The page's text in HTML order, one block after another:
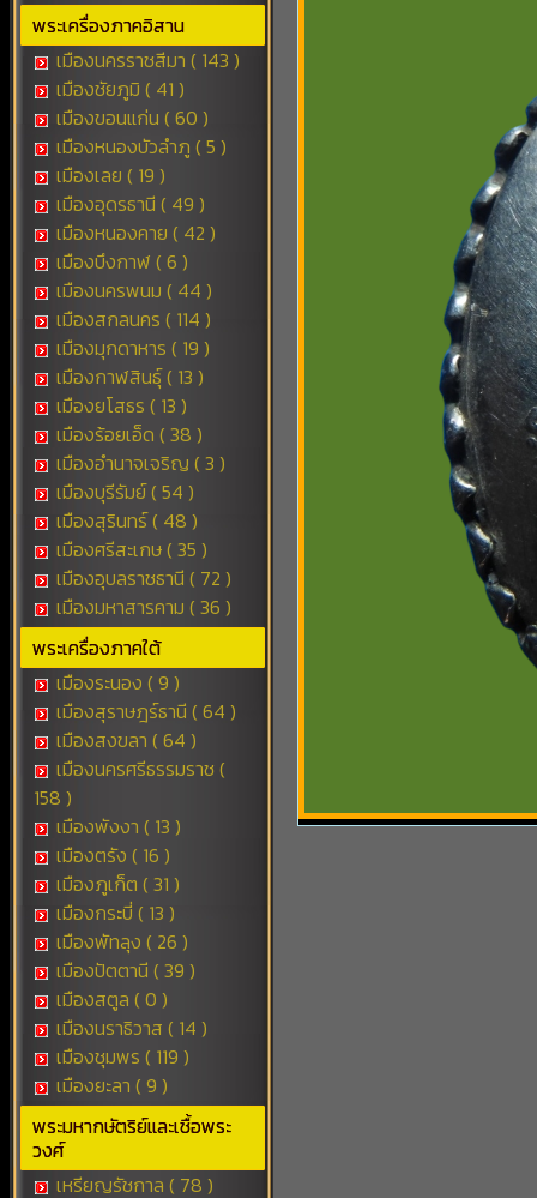
พระเครื่องภาคอิสาน
เมืองนครราชสีมา ( 143 )
เมืองชัยภูมิ ( 41 )
เมืองขอนแก่น ( 60 )
เมืองหนองบัวลำภู ( 5 )
เมืองเลย ( 19 )
เมืองอุดรธานี ( 49 )
เมืองหนองคาย ( 42 )
เมืองบึงกาฬ ( 6 )
เมืองนครพนม ( 44 )
เมืองสกลนคร ( 114 )
เมืองมุกดาหาร ( 19 )
เมืองกาฬสินธุ์ ( 13 )
เมืองยโสธร ( 13 )
เมืองร้อยเอ็ด ( 38 )
เมืองอำนาจเจริญ ( 3 )
เมืองบุรีรัมย์ ( 54 )
เมืองสุรินทร์ ( 48 )
เมืองศรีสะเกษ ( 35 )
เมืองอุบลราชธานี ( 72 )
เมืองมหาสารคาม ( 36 )
พระเครื่องภาคใต้
เมืองระนอง ( 9 )
เมืองสุราษฎร์ธานี ( 64 )
เมืองสงขลา ( 64 )
เมืองนครศรีธรรมราช (
158 )
เมืองพังงา ( 13 )
เมืองตรัง ( 16 )
เมืองภูเก็ต ( 31 )
เมืองกระบี่ ( 13 )
เมืองพัทลุง ( 26 )
เมืองปัตตานี ( 39 )
เมืองสตูล ( 0 )
เมืองนราธิวาส ( 14 )
เมืองชุมพร ( 119 )
เมืองยะลา ( 9 )
พระมหากษัตริย์และเชื้อพระ
วงศ์
เหรียญรัชกาล ( 78 )